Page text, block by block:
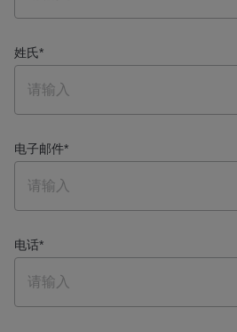
姓氏*
电子邮件*
电话*